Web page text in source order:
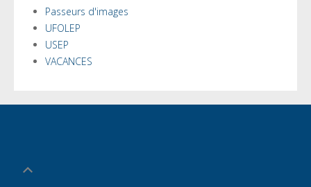
Passeurs d'images
UFOLEP
USEP
VACANCES